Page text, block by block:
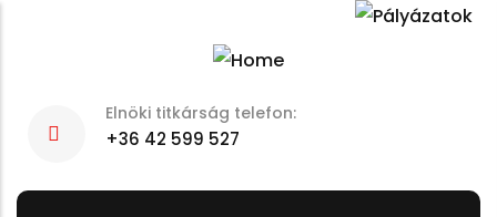
Elnöki titkárság telefon:
+36 42 599 527